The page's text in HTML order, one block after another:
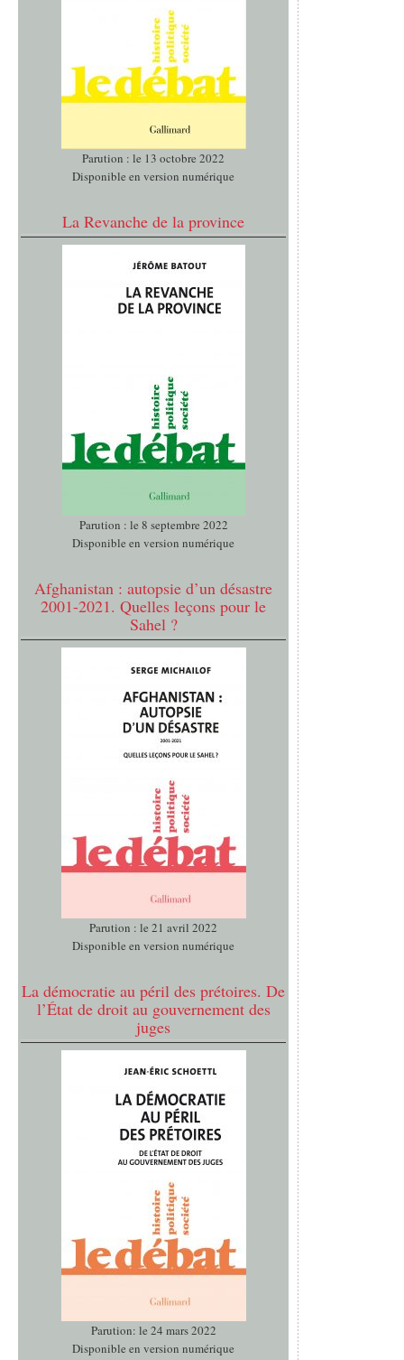
Parution : le 13 octobre 2022
Disponible en version numérique
La Revanche de la province
Parution : le 8 septembre 2022
Disponible en version numérique
Afghanistan : autopsie d’un désastre
2001-2021. Quelles leçons pour le
Sahel ?
Parution : le 21 avril 2022
Disponible en version numérique
La démocratie au péril des prétoires. De
l’État de droit au gouvernement des
juges
Parution: le 24 mars 2022
Disponible en version numérique